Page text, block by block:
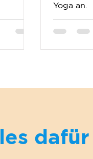
Yoga an.
dafür